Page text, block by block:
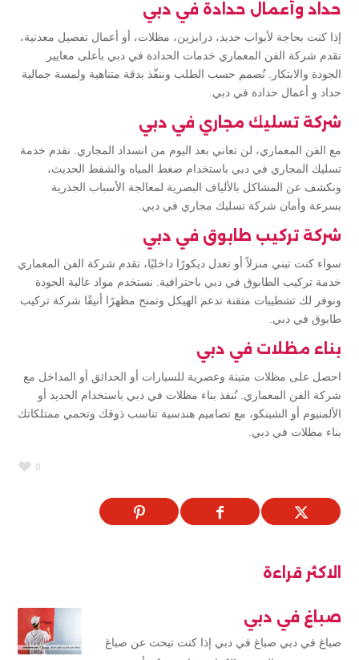
حداد وأعمال حدادة في دبي
إذا كنت بحاجة لأبواب حديد، درابزين، مظلات، أو أعمال تفصيل معدنية،
تقدم شركة الفن المعماري خدمات الحدادة في دبي بأعلى معايير
الجودة والابتكار. نُصمم حسب الطلب وننفّذ بدقة متناهية ولمسة جمالية
حداد و أعمال حدادة في دبي.
شركة تسليك مجاري في دبي
مع الفن المعماري، لن تعاني بعد اليوم من انسداد المجاري. نقدم خدمة
تسليك المجاري في دبي باستخدام ضغط المياه والشفط الحديث،
ونكشف عن المشاكل بالألياف البصرية لمعالجة الأسباب الجذرية
بسرعة وأمان شركة تسليك مجاري في دبي.
شركة تركيب طابوق في دبي
سواء كنت تبني منزلاً أو تعدل ديكورًا داخليًا، تقدم شركة الفن المعماري
خدمة تركيب الطابوق في دبي باحترافية. نستخدم مواد عالية الجودة
ونوفر لك تشطيبات متقنة تدعم الهيكل وتمنح مظهرًا أنيقًا شركة تركيب
طابوق في دبي.
بناء مظلات في دبي
احصل على مظلات متينة وعصرية للسيارات أو الحدائق أو المداخل مع
شركة الفن المعماري. نُنفذ بناء مظلات في دبي باستخدام الحديد أو
الألمنيوم أو الشينكو، مع تصاميم هندسية تناسب ذوقك وتحمي ممتلكاتك
بناء مظلات في دبي.
0
الاكثر قراءة
صباغ في دبي
صباغ في دبي صباغ في دبي إذا كنت تبحث عن صباغ